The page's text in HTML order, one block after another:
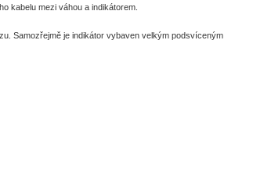
kabelu mezi váhou a indikátorem.
Samozřejmě je indikátor vybaven velkým podsvíceným